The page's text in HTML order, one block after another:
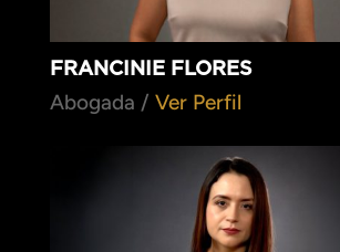
FRANCINIE FLORES
Abogada / Ver Perfil